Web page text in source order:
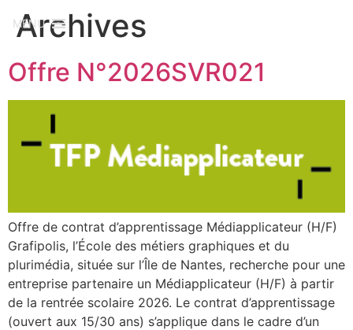
MENU
Archives
Offre N°2026SVR021
Offre de contrat d’apprentissage Médiapplicateur (H/F)
Grafipolis, l’École des métiers graphiques et du
plurimédia, située sur l’Île de Nantes, recherche pour une
entreprise partenaire un Médiapplicateur (H/F) à partir
de la rentrée scolaire 2026. Le contrat d’apprentissage
(ouvert aux 15/30 ans) s’applique dans le cadre d’un